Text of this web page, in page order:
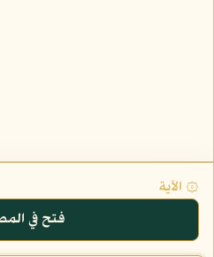
۞ الآية
فتح في